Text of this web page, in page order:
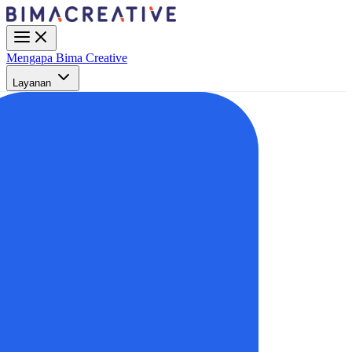
Mengapa Bima Creative
Layanan